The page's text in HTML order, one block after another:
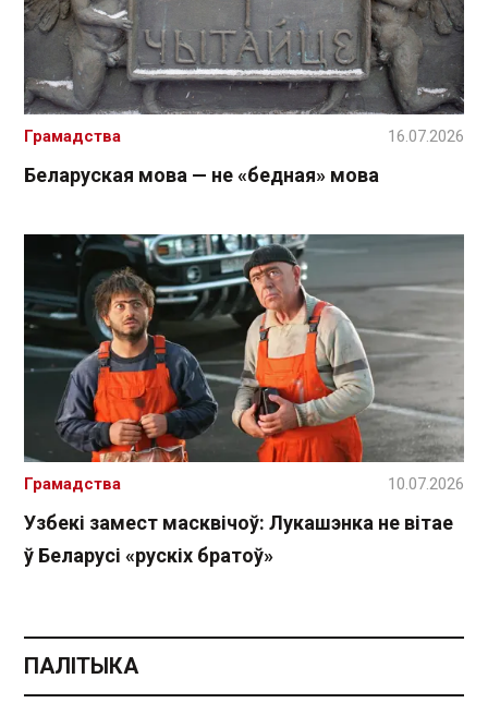
Беларуская мова — не «бедная» мова
Грамадства 16.07.2026
Узбекі замест масквічоў: Лукашэнка не вітае
ў Беларусі «рускіх братоў»
Грамадства 10.07.2026
ПАЛІТЫКА